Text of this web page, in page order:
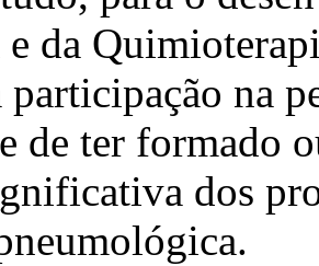
da
participação na
de ter formado
dos